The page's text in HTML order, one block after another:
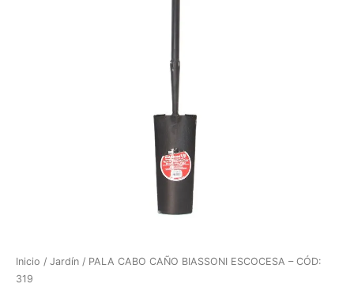
Inicio / Jardín / PALA CABO CAÑO BIASSONI ESCOCESA – CÓD:
319